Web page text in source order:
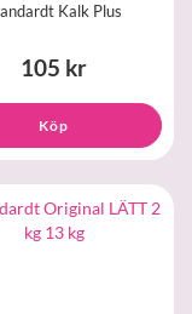
Kalk Plus
105 kr
Köp